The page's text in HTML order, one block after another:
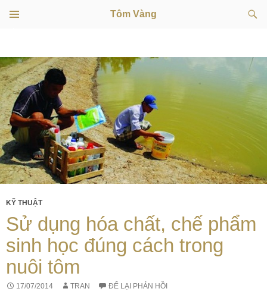
Tôm Vàng
kiếm
NỘI
DUNG
KỸ THUẬT
Sử dụng hóa chất, chế phẩm
sinh học đúng cách trong
nuôi tôm
17/07/2014 TRAN ĐỂ LẠI PHẢN HỒI